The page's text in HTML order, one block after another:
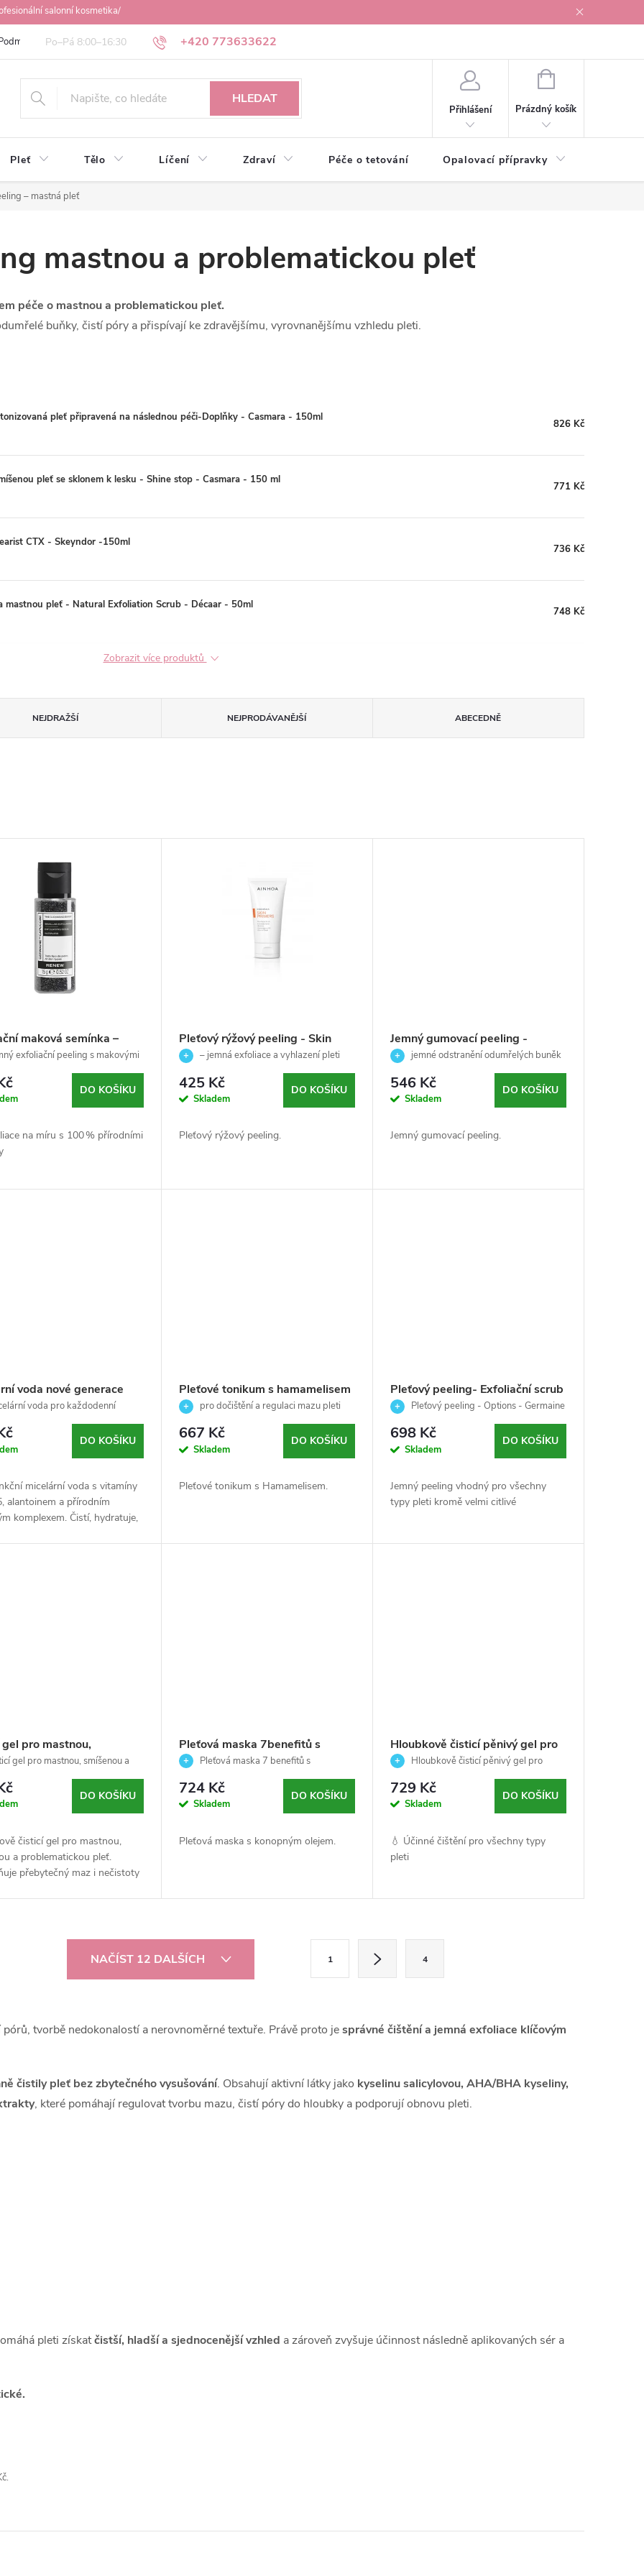
salonní kosmetika/
+420 773633622
ochrany osobních údajů Obchodní podmínky Osobní odběr v Ostravě
HLEDAT
Přihlášení
NÁKUPNÍ
Prázdný košík
Pleť Tělo Líčení Zdraví Péče o tetování Opalovací přípravky
– mastná pleť
mastnou a problematickou pleť
péče o mastnou a problematickou pleť.
buňky, čistí póry a přispívají ke zdravějšímu, vyrovnanějšímu vzhledu pleti.
pleť připravená na následnou péči-Doplňky - Casmara - 150ml
826 Kč
pleť se sklonem k lesku - Shine stop - Casmara - 150 ml
771 Kč
CTX - Skeyndor -150ml
736 Kč
mastnou pleť - Natural Exfoliation Scrub - Décaar - 50ml
748 Kč
Zobrazit více produktů
NEJDRAŽŠÍ NEJPRODÁVANĚJŠÍ ABECEDNĚ
maková semínka –
pro odstranění
buněk - Cleansing
- Germaine de Capuccini-
exfoliační peeling s makovými
DO KOŠÍKU
na míru s 100 % přírodními
Pleťový rýžový peeling - Skin
Primers - Ainhoa - 50ml
– jemná exfoliace a vyhlazení pleti
425 Kč
Skladem
DO KOŠÍKU
Pleťový rýžový peeling.
Jemný gumovací peeling -
Essential - Skeyndor - 50 ml
jemné odstranění odumřelých buněk
546 Kč
Skladem
DO KOŠÍKU
Jemný gumovací peeling.
voda nové generace
péči pro všechny
včetně citlivé - Active³
Water - Décaar - 150ml
voda pro každodenní
DO KOŠÍKU
micelární voda s vitamíny
alantoinem a přírodním
komplexem. Čistí, hydratuje,
Pleťové tonikum s hamamelisem
pro mastnou až smíšenou pleť -
Essential – Skeyndor - 250 ml
pro dočištění a regulaci mazu pleti
667 Kč
Skladem
DO KOŠÍKU
Pleťové tonikum s Hamamelisem.
Pleťový peeling- Exfoliační scrub
pro svěží a jemnou pleť - Options
- Germaine de Capuccini - 100ml
Pleťový peeling - Options - Germaine
698 Kč
Skladem
DO KOŠÍKU
Jemný peeling vhodný pro všechny
typy pleti kromě velmi citlivé
pro mastnou,
a problematickou pleť
Cleansing Gel -
- 150ml
gel pro mastnou, smíšenou a
DO KOŠÍKU
čisticí gel pro mastnou,
a problematickou pleť.
přebytečný maz i nečistoty
Pleťová maska 7benefitů s
konopným olejem - Cannabi7 -
Ainhoa - 50ml
Pleťová maska 7 benefitů s
724 Kč
Skladem
DO KOŠÍKU
Pleťová maska s konopným olejem.
Hloubkově čisticí pěnivý gel pro
všechny typy pleti - Cleansing
Expert - Germaine de Capuccini
- 150ml
Hloubkově čisticí pěnivý gel pro
729 Kč
Skladem
DO KOŠÍKU
💧 Účinné čištění pro všechny typy
pleti
NAČÍST 12 DALŠÍCH
n
o
v
1 4
tvorbě nedokonalostí a nerovnoměrné textuře. Právě proto jesprávné čištění a jemná exfoliace klíčovým
čistily pleť bez zbytečného vysušování. Obsahují aktivní látky jako kyselinu salicylovou, AHA/BHA kyseliny,
, které pomáhají regulovat tvorbu mazu, čistí póry do hloubky a podporují obnovu pleti.
pleti získatčistší, hladší a sjednocenější vzhled a zároveň zvyšuje účinnost následně aplikovaných sér a